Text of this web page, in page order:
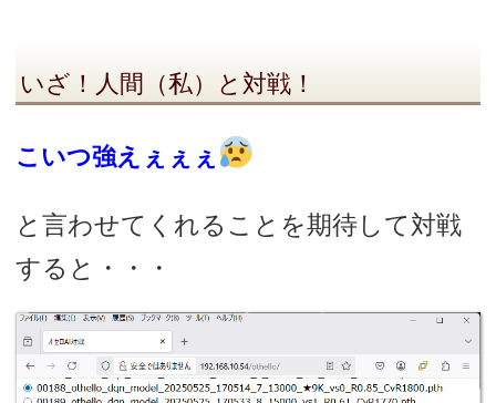
いざ！人間（私）と対戦！
こいつ強えぇぇぇ
と言わせてくれることを期待して対戦
すると・・・